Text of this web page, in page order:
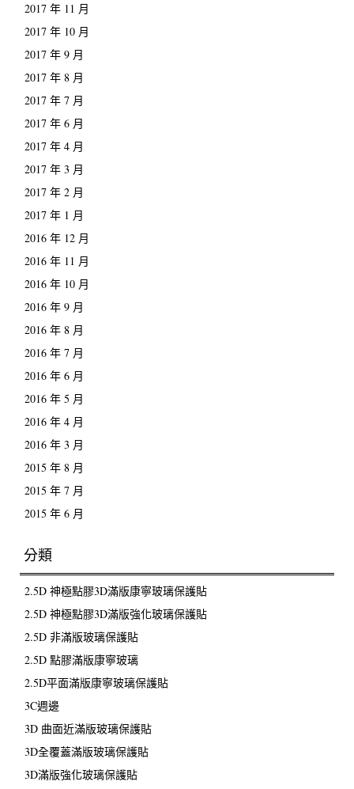
2017 年 11 月
2017 年 10 月
2017 年 9 月
2017 年 8 月
2017 年 7 月
2017 年 6 月
2017 年 4 月
2017 年 3 月
2017 年 2 月
2017 年 1 月
2016 年 12 月
2016 年 11 月
2016 年 10 月
2016 年 9 月
2016 年 8 月
2016 年 7 月
2016 年 6 月
2016 年 5 月
2016 年 4 月
2016 年 3 月
2015 年 8 月
2015 年 7 月
2015 年 6 月
分類
2.5D 神極點膠3D滿版康寧玻璃保護貼
2.5D 神極點膠3D滿版強化玻璃保護貼
2.5D 非滿版玻璃保護貼
2.5D 點膠滿版康寧玻璃
2.5D平面滿版康寧玻璃保護貼
3C週邊
3D 曲面近滿版玻璃保護貼
3D全覆蓋滿版玻璃保護貼
3D滿版強化玻璃保護貼